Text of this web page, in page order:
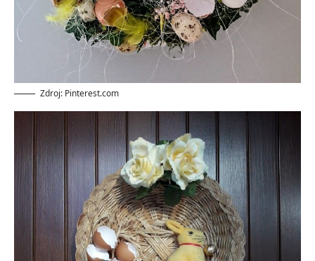
Zdroj: Pinterest.com